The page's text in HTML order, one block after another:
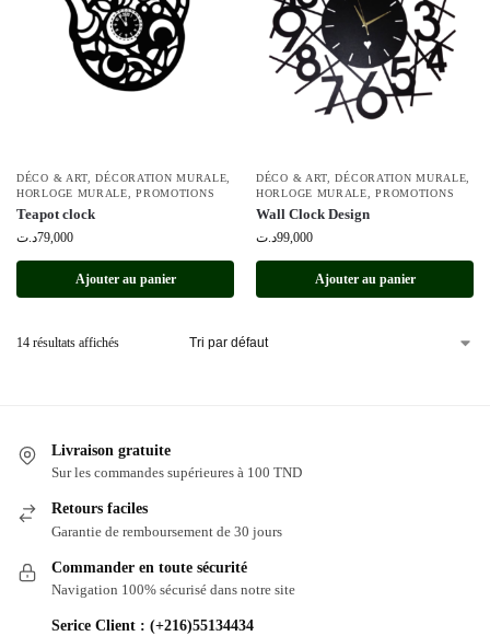
DÉCO & ART ,DÉCORATION MURALE
HORLOGE MURALE ,PROMOTIONS
Teapot clock
79,000د.ت
Ajouter au panier
DÉCO & ART ,DÉCORATION MURALE
HORLOGE MURALE ,PROMOTIONS
Wall Clock Design
99,000د.ت
Ajouter au panier
14 résultats affichés
Livraison gratuite
Sur les commandes supérieures à 100 TND
Retours faciles
Garantie de remboursement de 30 jours
Commander en toute sécurité
Navigation 100% sécurisé dans notre site
Serice Client : (+216)55134434